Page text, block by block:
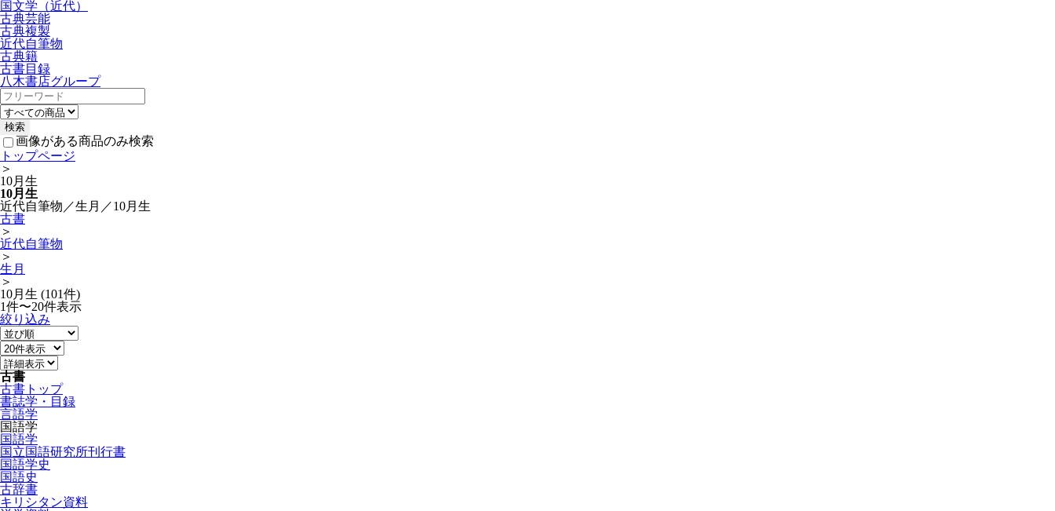
国文学（近代）
古典芸能
古典複製
近代自筆物
古典籍
古書目録
八木書店グループ
画像がある商品のみ検索
トップページ
＞
10月生
10月生
近代自筆物／生月／10月生
古書
＞
近代自筆物
＞
生月
＞
10月生 (101件)
1件〜20件表示
絞り込み
古書
古書トップ
書誌学・目録
言語学
国語学
国語学
国立国語研究所刊行書
国語学史
国語史
古辞書
キリシタン資料